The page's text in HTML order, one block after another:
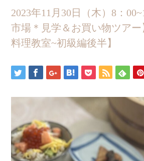
2023年11月30日（木）8：
市場＊見学＆お買い物ツア
料理教室~初級編後半】